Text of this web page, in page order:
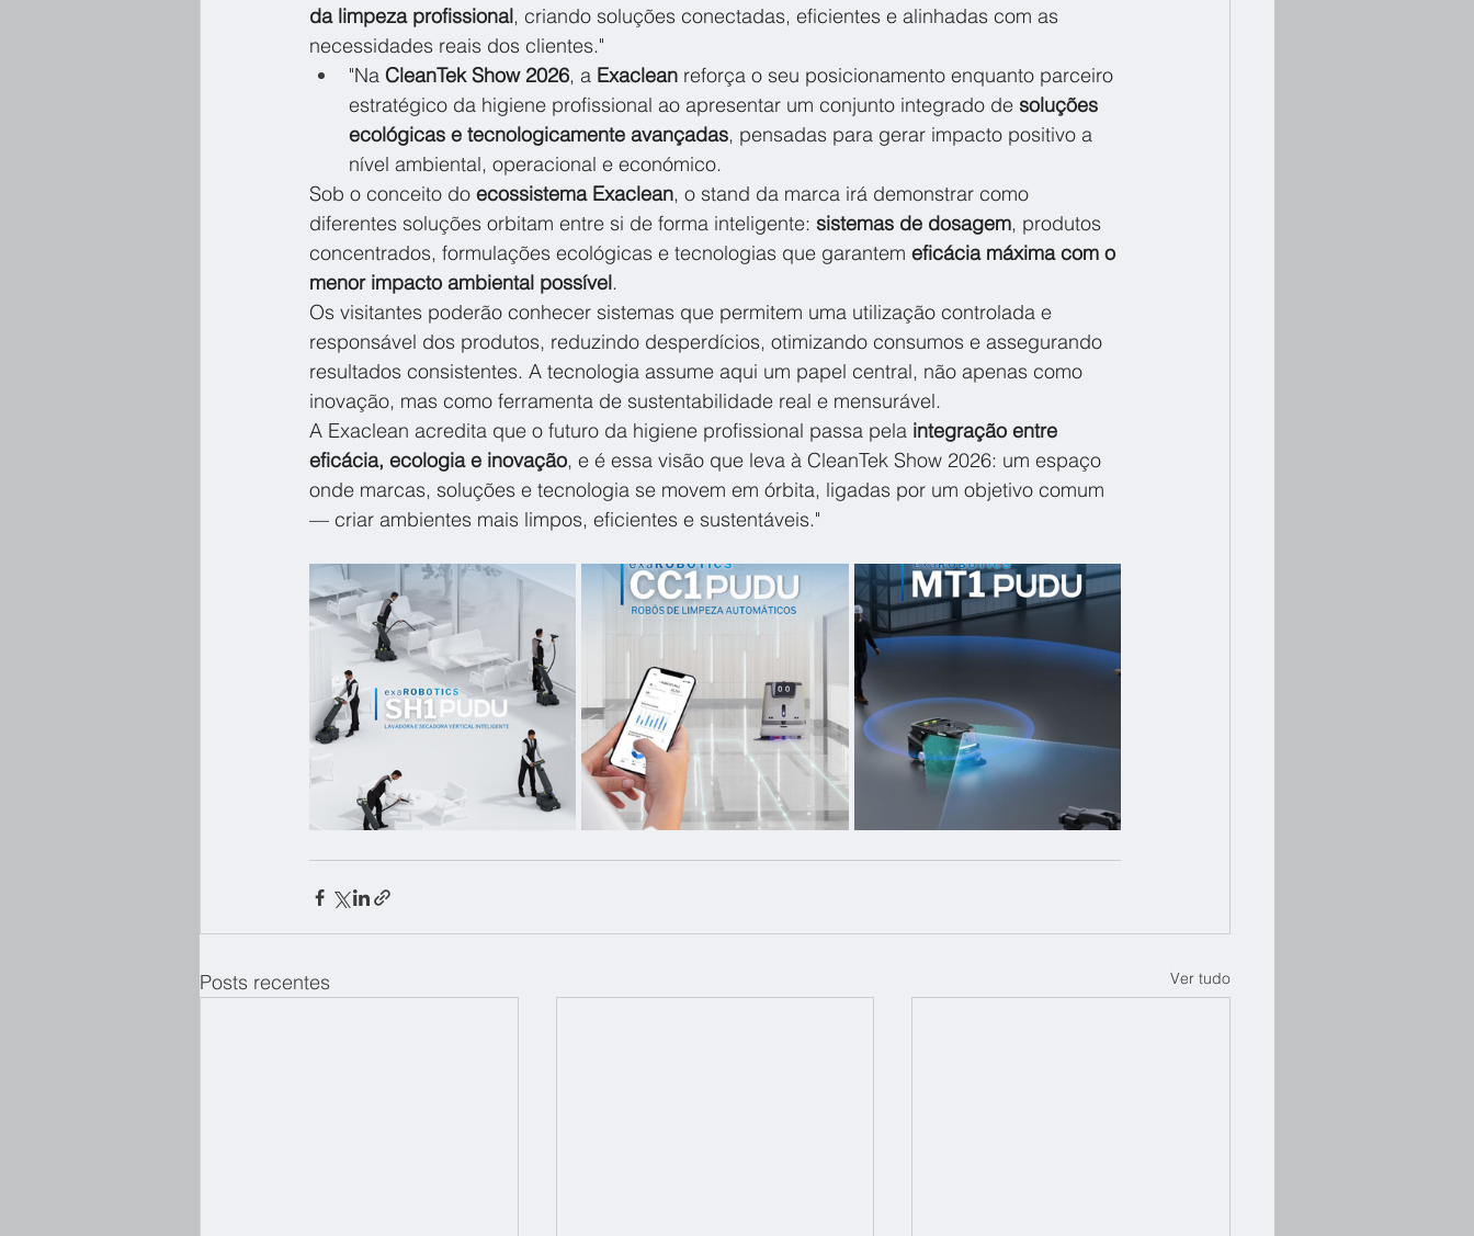
da limpeza profissional, criando soluções conectadas, eficientes e alinhadas com as
necessidades reais dos clientes."
"Na CleanTek Show 2026, a Exaclean reforça o seu posicionamento enquanto parceiro
estratégico da higiene profissional ao apresentar um conjunto integrado de soluções
ecológicas e tecnologicamente avançadas, pensadas para gerar impacto positivo a
nível ambiental, operacional e económico.
Sob o conceito do ecossistema Exaclean, o stand da marca irá demonstrar como
diferentes soluções orbitam entre si de forma inteligente: sistemas de dosagem, produtos
concentrados, formulações ecológicas e tecnologias que garantem eficácia máxima com o
menor impacto ambiental possível.
Os visitantes poderão conhecer sistemas que permitem uma utilização controlada e
responsável dos produtos, reduzindo desperdícios, otimizando consumos e assegurando
resultados consistentes. A tecnologia assume aqui um papel central, não apenas como
inovação, mas como ferramenta de sustentabilidade real e mensurável.
A Exaclean acredita que o futuro da higiene profissional passa pela integração entre
eficácia, ecologia e inovação, e é essa visão que leva à CleanTek Show 2026: um espaço
onde marcas, soluções e tecnologia se movem em órbita, ligadas por um objetivo comum
— criar ambientes mais limpos, eficientes e sustentáveis."
Posts recentes Ver tudo